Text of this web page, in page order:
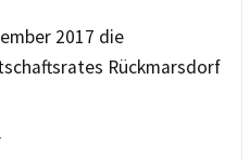
2017 die
Rückmarsdorf